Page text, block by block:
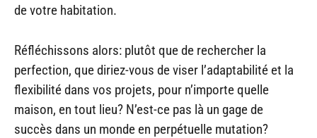
de votre habitation.
Réfléchissons alors: plutôt que de rechercher la
perfection, que diriez-vous de viser l’adaptabilité et la
flexibilité dans vos projets, pour n’importe quelle
maison, en tout lieu? N’est-ce pas là un gage de
succès dans un monde en perpétuelle mutation?